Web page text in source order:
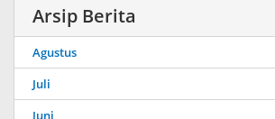
Arsip Berita
Agustus
Juli
Juni